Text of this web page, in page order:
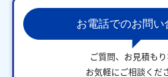
お電話でのお問い
ご質問、お見積も
お気軽にご相談くだ